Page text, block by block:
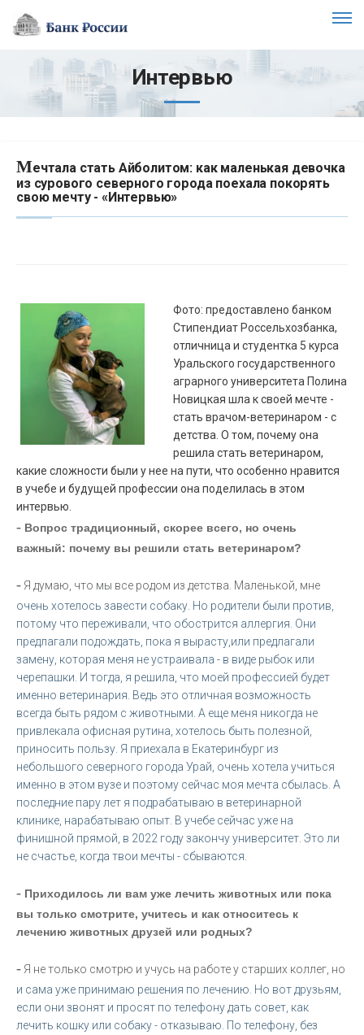
Интервью
Мечтала стать Айболитом: как маленькая девочка
из сурового северного города поехала покорять
свою мечту - «Интервью»
Фото: предоставлено банком
Стипендиат Россельхозбанка,
отличница и студентка 5 курса
Уральского государственного
аграрного университета Полина
Новицкая шла к своей мечте -
стать врачом-ветеринаром - с
детства. О том, почему она
решила стать ветеринаром,
какие сложности были у нее на пути, что особенно нравится
в учебе и будущей профессии она поделилась в этом
интервью.
- Вопрос традиционный, скорее всего, но очень
важный: почему вы решили стать ветеринаром?
- Я думаю, что мы все родом из детства. Маленькой, мне
очень хотелось завести собаку. Но родители были против,
потому что переживали, что обострится аллергия. Они
предлагали подождать, пока я вырасту,или предлагали
замену, которая меня не устраивала - в виде рыбок или
черепашки. И тогда, я решила, что моей профессией будет
именно ветеринария. Ведь это отличная возможность
всегда быть рядом с животными. А еще меня никогда не
привлекала офисная рутина, хотелось быть полезной,
приносить пользу. Я приехала в Екатеринбург из
небольшого северного города Урай, очень хотела учиться
именно в этом вузе и поэтому сейчас моя мечта сбылась. А
последние пару лет я подрабатываю в ветеринарной
клинике, нарабатываю опыт. В учебе сейчас уже на
финишной прямой, в 2022 году закончу университет. Это ли
не счастье, когда твои мечты - сбываются.
- Приходилось ли вам уже лечить животных или пока
вы только смотрите, учитесь и как относитесь к
лечению животных друзей или родных?
- Я не только смотрю и учусь на работе у старших коллег, но
и сама уже принимаю решения по лечению. Но вот друзьям,
если они звонят и просят по телефону дать совет, как
лечить кошку или собаку - отказываю. По телефону, без